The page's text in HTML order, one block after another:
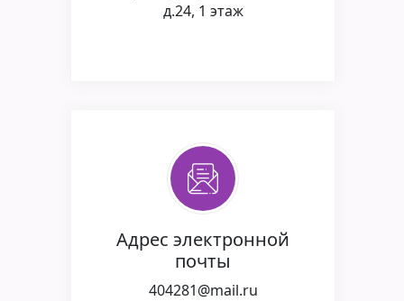
д.24, 1 этаж
Aдрес электронной
почты
404281@mail.ru